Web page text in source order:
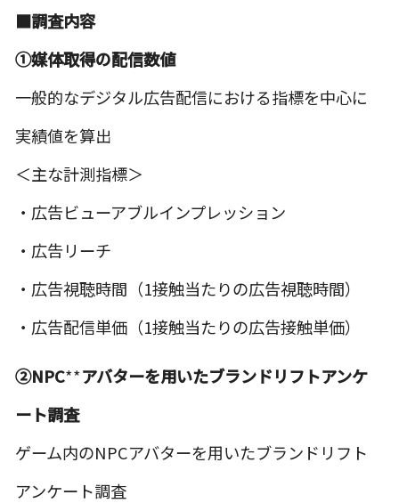
■調査内容
①媒体取得の配信数値
一般的なデジタル広告配信における指標を中心に
実績値を算出
＜主な計測指標＞
・広告ビューアブルインプレッション
・広告リーチ
・広告視聴時間（1接触当たりの広告視聴時間）
・広告配信単価（1接触当たりの広告接触単価）
②NPC**アバターを用いたブランドリフトアンケ
ート調査
ゲーム内のNPCアバターを用いたブランドリフト
アンケート調査